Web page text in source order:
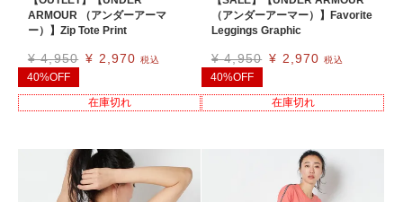
ARMOUR （アンダーアーマ
ー）】Zip Tote Print
¥ 4,950 ¥ 2,970 税込
40%OFF
在庫切れ
（アンダーアーマー）】Favorite
Leggings Graphic
¥ 4,950 ¥ 2,970 税込
40%OFF
在庫切れ